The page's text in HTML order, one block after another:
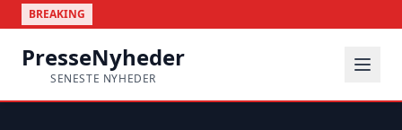
BREAKING
PresseNyheder
SENESTE NYHEDER